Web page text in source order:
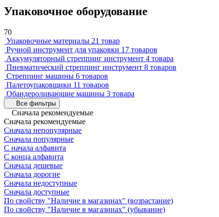
Упаковочное оборудование
70
Упаковочные материалы 21 товар
Ручной инструмент для упаковки 17 товаров
Аккумуляторный стреппинг инструмент 4 товара
Пневматический стреппинг инструмент 8 товаров
Стреппинг машины 6 товаров
Палетоупаковщики 11 товаров
Обандероливающие машины 3 товара
Все фильтры
Сначала рекомендуемые
Сначала рекомендуемые
Сначала непопулярные
Сначала популярные
С начала алфавита
С конца алфавита
Сначала дешевые
Сначала дорогие
Сначала недоступные
Сначала доступные
По свойству "Наличие в магазинах" (возрастание)
По свойству "Наличие в магазинах" (убывание)